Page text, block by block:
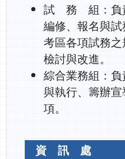
試 務 組：負
編修、報名與
考區各項試務之
檢討與改進。
綜合業務組：
與執行、籌辦
項。
資 訊 處